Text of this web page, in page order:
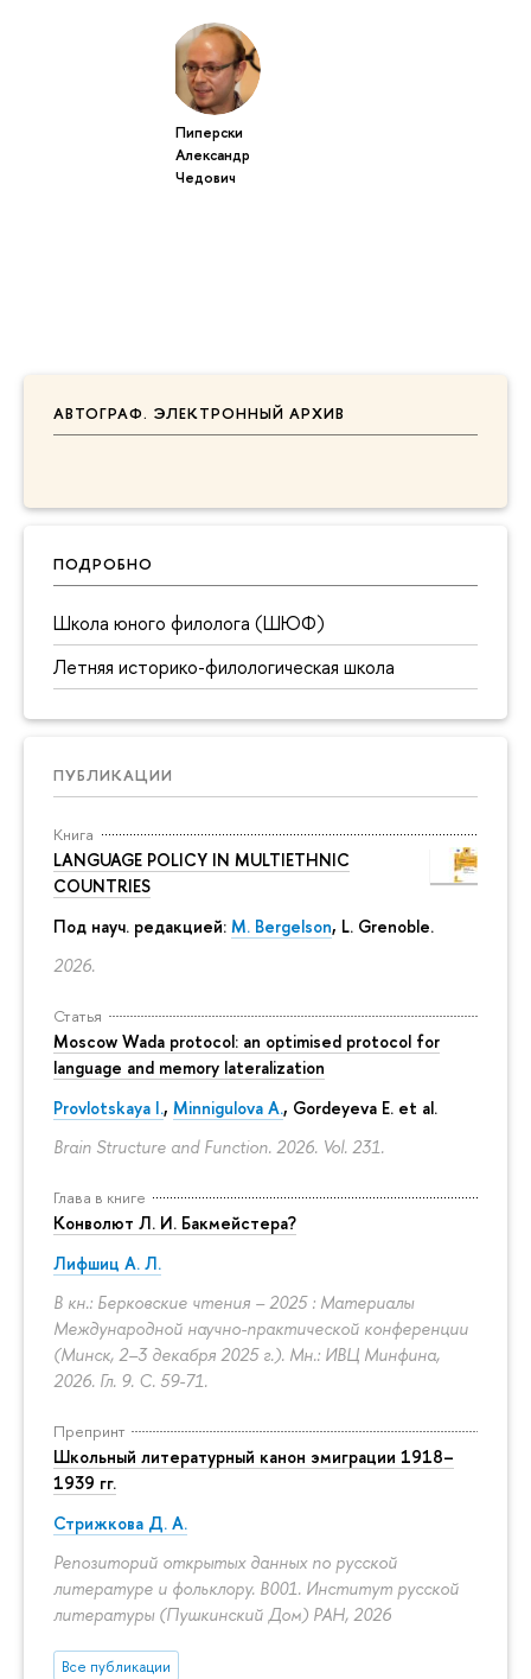
АВТОГРАФ. ЭЛЕКТРОННЫЙ АРХИВ
ПОДРОБНО
Школа юного филолога (ШЮФ)
Летняя историко-филологическая школа
ПУБЛИКАЦИИ
Книга
LANGUAGE POLICY IN MULTIETHNIC
COUNTRIES
Под науч. редакцией: M. Bergelson, L. Grenoble.
2026.
Статья
Moscow Wada protocol: an optimised protocol for
language and memory lateralization
Provlotskaya I., Minnigulova A., Gordeyeva E. et al.
Brain Structure and Function. 2026. Vol. 231.
Глава в книге
Конволют Л. И. Бакмейстера?
Лифшиц А. Л.
В кн.: Берковские чтения – 2025 : Материалы
Международной научно-практической конференции
(Минск, 2–3 декабря 2025 г.). Мн.: ИВЦ Минфина,
2026. Гл. 9. С. 59-71.
Препринт
Школьный литературный канон эмиграции 1918–
1939 гг.
Стрижкова Д. А.
Репозиторий открытых данных по русской
литературе и фольклору. B001. Институт русской
литературы (Пушкинский Дом) РАН, 2026
Все публикации
Пиперски
Александр
Чедович